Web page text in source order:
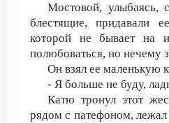
Мостовой, улыбаясь,
блестящие, придавали
которой не бывает на
полюбоваться, но нечему
Он взял ее маленькую
- Я больше не буду,
Катю тронул этот
рядом с патефоном,